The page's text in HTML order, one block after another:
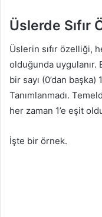
Üslerde Sıfır
Üslerin sıfır özelliği,
olduğunda uygulanır.
bir sayı (0’dan başka)
Tanımlanmadı.
her zaman 1’e eşit
İşte bir örnek.